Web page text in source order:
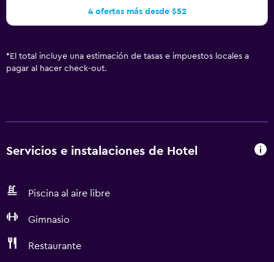
4 ofertas más desde $52
* El total incluye una estimación de tasas e impuestos locales a
pagar al hacer check-out.
Servicios e instalaciones de Hotel
Piscina al aire libre
Gimnasio
Restaurante